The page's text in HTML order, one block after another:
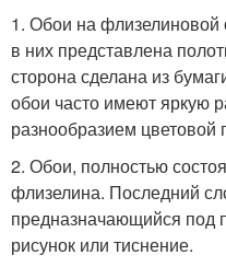
1. Обои на флизелиновой
в них представлена
сторона сделана из
обои часто имеют яркую
разнообразием цветовой
2. Обои, полностью
флизелина. Последний
предназначающийся под
рисунок или тиснение.